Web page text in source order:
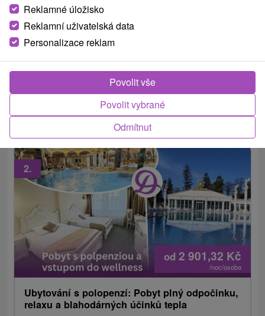
Léčebný wellness pobyt RELAX CLASSIC:
oblíbený pobyt pro dokonalé uvolnění
Lázně Rajecké Teplice: sleva ve výši 20 % na
Od 2 Nocí
Polopenze
Tradiční lázeňská péče s ubytováním a polopenzí.
Součástí balíčku je neomezený vstup do termálních
bazénů, Natural Spa,...
od 2 901,32 Kč
/noc/osoba
2.
Ubytování s polopenzí: Pobyt plný odpočinku,
relaxu a blahodárných účinků tepla
Reklamné úložisko
Reklamní uživatelská data
Personalizace reklam
Odmítnut
Povolit vybrané
Povolit vše